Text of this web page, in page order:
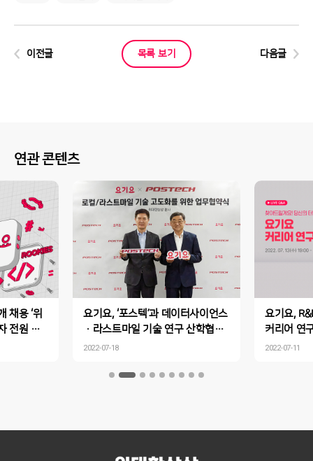
이전글 목록 보기 다음글
연관 콘텐츠
채용 ‘위
전원 코
요기요, ‘포스텍’과 데이터사이언스
·라스트마일 기술 연구 산학협력
MOU 체결…라스트마일 기술 발전
2022-07-18
요기요,
커리어 연
리어 빛낼
2022-07-11